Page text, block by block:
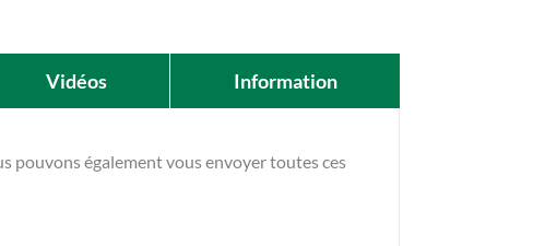
Vidéos Information
pouvons également vous envoyer toutes ces